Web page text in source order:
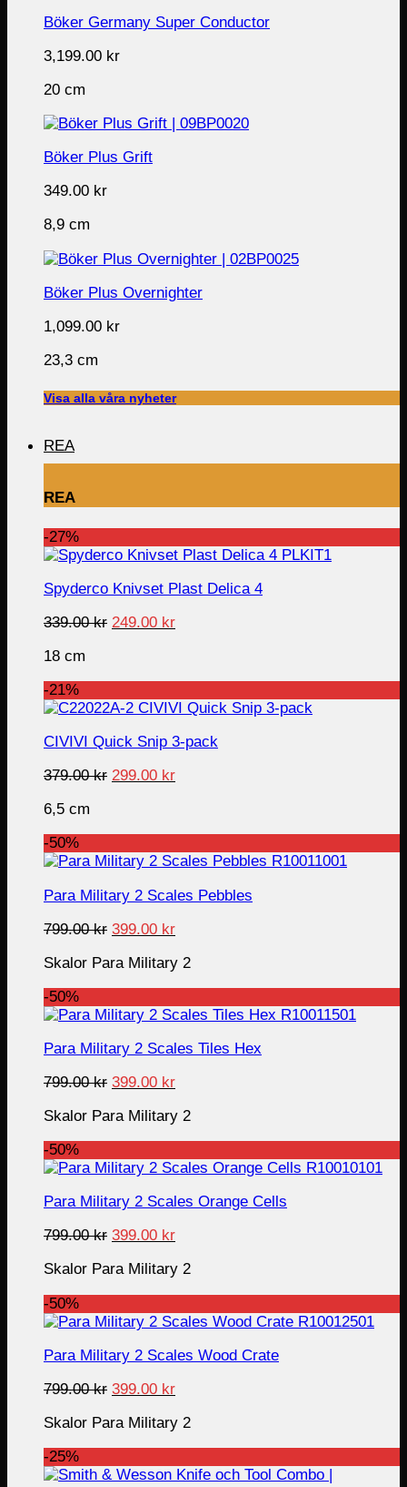
Böker Germany Super Conductor
3,199.00 kr
20 cm
Böker Plus Grift
349.00 kr
8,9 cm
Böker Plus Overnighter
1,099.00 kr
23,3 cm
Visa alla våra nyheter
REA
REA
-27%
Spyderco Knivset Plast Delica 4
339.00kr Original
249.00 krCurrent
18 cm
-21%
CIVIVI Quick Snip 3-pack
379.00kr Original
299.00 krCurrent
6,5 cm
-50%
Para Military 2 Scales Pebbles
799.00kr Original
was:
399.00 krCurrent
is:
Skalor Para Military 2
-50%
Para Military 2 Scales Tiles Hex
799.00kr Original
was:
399.00 krCurrent
is:
Skalor Para Military 2
-50%
Para Military 2 Scales Orange Cells
799.00kr Original
was:
399.00 krCurrent
is:
Skalor Para Military 2
-50%
Para Military 2 Scales Wood Crate
799.00kr Original
was:
399.00 krCurrent
is:
Skalor Para Military 2
-25%